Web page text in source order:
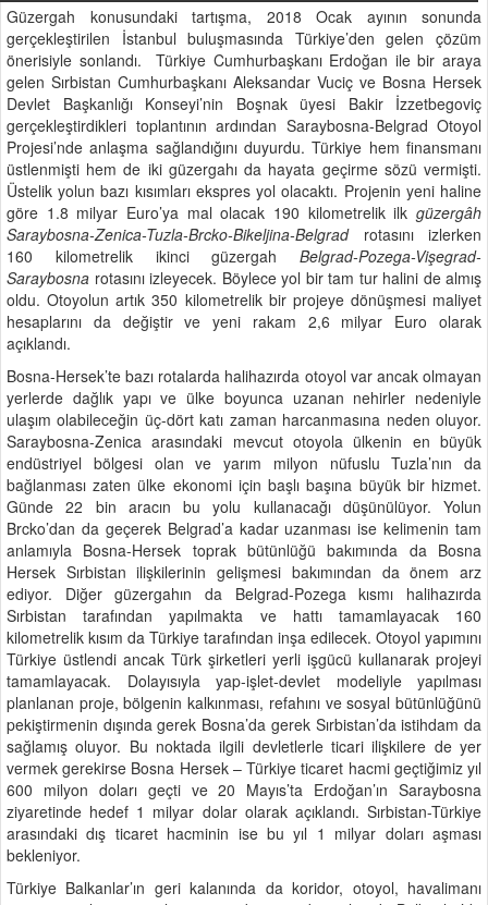
Güzergah konusundaki tartışma, 2018 Ocak ayının sonunda
gerçekleştirilen İstanbul buluşmasında Türkiye’den gelen çözüm
önerisiyle sonlandı. Türkiye Cumhurbaşkanı Erdoğan ile bir araya
gelen Sırbistan Cumhurbaşkanı Aleksandar Vuciç ve Bosna Hersek
Devlet Başkanlığı Konseyi’nin Boşnak üyesi Bakir İzzetbegoviç
gerçekleştirdikleri toplantının ardından Saraybosna-Belgrad Otoyol
Projesi’nde anlaşma sağlandığını duyurdu. Türkiye hem finansmanı
üstlenmişti hem de iki güzergahı da hayata geçirme sözü vermişti.
Üstelik yolun bazı kısımları ekspres yol olacaktı. Projenin yeni haline
göre 1.8 milyar Euro’ya mal olacak 190 kilometrelik ilk güzergâh
Saraybosna-Zenica-Tuzla-Brcko-Bikeljina-Belgrad rotasını izlerken
160 kilometrelik ikinci güzergah Belgrad-Pozega-Vişegrad-
Saraybosna rotasını izleyecek. Böylece yol bir tam tur halini de almış
oldu. Otoyolun artık 350 kilometrelik bir projeye dönüşmesi maliyet
hesaplarını da değiştir ve yeni rakam 2,6 milyar Euro olarak
açıklandı.
Bosna-Hersek’te bazı rotalarda halihazırda otoyol var ancak olmayan
yerlerde dağlık yapı ve ülke boyunca uzanan nehirler nedeniyle
ulaşım olabileceğin üç-dört katı zaman harcanmasına neden oluyor.
Saraybosna-Zenica arasındaki mevcut otoyola ülkenin en büyük
endüstriyel bölgesi olan ve yarım milyon nüfuslu Tuzla’nın da
bağlanması zaten ülke ekonomi için başlı başına büyük bir hizmet.
Günde 22 bin aracın bu yolu kullanacağı düşünülüyor. Yolun
Brcko’dan da geçerek Belgrad’a kadar uzanması ise kelimenin tam
anlamıyla Bosna-Hersek toprak bütünlüğü bakımında da Bosna
Hersek Sırbistan ilişkilerinin gelişmesi bakımından da önem arz
ediyor. Diğer güzergahın da Belgrad-Pozega kısmı halihazırda
Sırbistan tarafından yapılmakta ve hattı tamamlayacak 160
kilometrelik kısım da Türkiye tarafından inşa edilecek. Otoyol yapımını
Türkiye üstlendi ancak Türk şirketleri yerli işgücü kullanarak projeyi
tamamlayacak. Dolayısıyla yap-işlet-devlet modeliyle yapılması
planlanan proje, bölgenin kalkınması, refahını ve sosyal bütünlüğünü
pekiştirmenin dışında gerek Bosna’da gerek Sırbistan’da istihdam da
sağlamış oluyor. Bu noktada ilgili devletlerle ticari ilişkilere de yer
vermek gerekirse Bosna Hersek – Türkiye ticaret hacmi geçtiğimiz yıl
600 milyon doları geçti ve 20 Mayıs’ta Erdoğan’ın Saraybosna
ziyaretinde hedef 1 milyar dolar olarak açıklandı. Sırbistan-Türkiye
arasındaki dış ticaret hacminin ise bu yıl 1 milyar doları aşması
bekleniyor.
Türkiye Balkanlar’ın geri kalanında da koridor, otoyol, havalimanı